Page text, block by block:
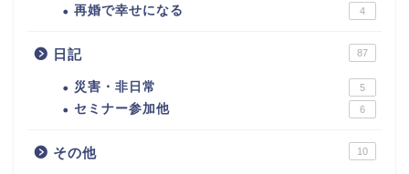
再婚で幸せになる 4
日記 87
災害・非日常 5
セミナー参加他 6
その他 10